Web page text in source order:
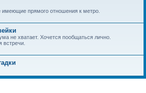
прямого отношения к метро.
не хватает. Хочется пообщаться лично.
встречи.